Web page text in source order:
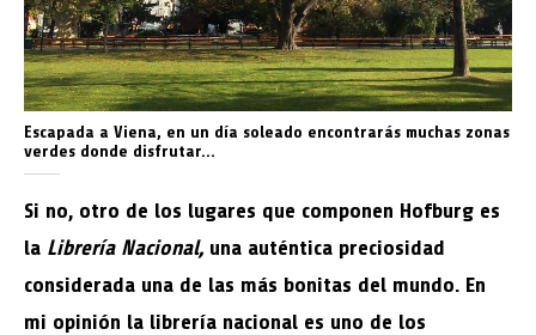
Escapada a Viena, en un día soleado encontrarás muchas zonas
verdes donde disfrutar…
Si no, otro de los lugares que componen Hofburg es
la Librería Nacional, una auténtica preciosidad
considerada una de las más bonitas del mundo. En
mi opinión la librería nacional es uno de los